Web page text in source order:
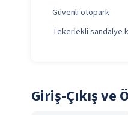
Güvenli otopark
Tekerlekli sandalye
Giriş-Çıkış